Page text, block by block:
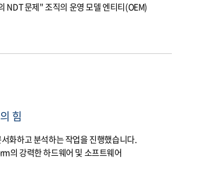
NDT 문제" 조직의 운영 모델 엔티티(OEM)
힘
화하고 분석하는 작업을 진행했습니다.
강력한 하드웨어 및 소프트웨어